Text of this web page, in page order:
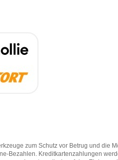
zum Schutz vor Betrug und die
Bezahlen. Kreditkartenzahlungen